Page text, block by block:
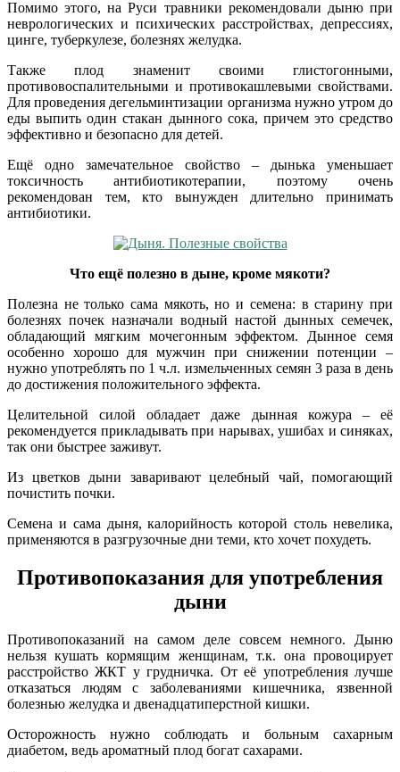
Помимо этого, на Руси травники рекомендовали дыню при
неврологических и психических расстройствах, депрессиях,
цинге, туберкулезе, болезнях желудка.
Также плод знаменит своими глистогонными,
противовоспалительными и противокашлевыми свойствами.
Для проведения дегельминтизации организма нужно утром до
еды выпить один стакан дынного сока, причем это средство
эффективно и безопасно для детей.
Ещё одно замечательное свойство – дынька уменьшает
токсичность антибиотикотерапии, поэтому очень
рекомендован тем, кто вынужден длительно принимать
антибиотики.
Что ещё полезно в дыне, кроме мякоти?
Полезна не только сама мякоть, но и семена: в старину при
болезнях почек назначали водный настой дынных семечек,
обладающий мягким мочегонным эффектом. Дынное семя
особенно хорошо для мужчин при снижении потенции –
нужно употреблять по 1 ч.л. измельченных семян 3 раза в день
до достижения положительного эффекта.
Целительной силой обладает даже дынная кожура – её
рекомендуется прикладывать при нарывах, ушибах и синяках,
так они быстрее заживут.
Из цветков дыни заваривают целебный чай, помогающий
почистить почки.
Семена и сама дыня, калорийность которой столь невелика,
применяются в разгрузочные дни теми, кто хочет похудеть.
Противопоказания для употребления
дыни
Противопоказаний на самом деле совсем немного. Дыню
нельзя кушать кормящим женщинам, т.к. она провоцирует
расстройство ЖКТ у грудничка. От её употребления лучше
отказаться людям с заболеваниями кишечника, язвенной
болезнью желудка и двенадцатиперстной кишки.
Осторожность нужно соблюдать и больным сахарным
диабетом, ведь ароматный плод богат сахарами.